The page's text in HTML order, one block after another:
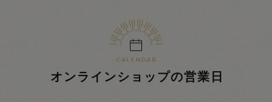
オンラインショップの営業日